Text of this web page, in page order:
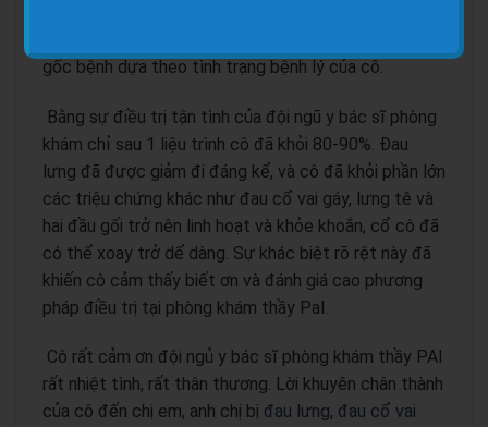
gốc bệnh dựa theo tình trạng bệnh lý của cô.
Bằng sự điều trị tận tình của đội ngũ y bác sĩ phòng
khám chỉ sau 1 liệu trình cô đã khỏi 80-90%. Đau
lưng đã được giảm đi đáng kể, và cô đã khỏi phần lớn
các triệu chứng khác như đau cổ vai gáy, lưng tê và
hai đầu gối trở nên linh hoạt và khỏe khoắn, cổ cô đã
có thể xoay trở dể dàng. Sự khác biệt rõ rệt này đã
khiến cô cảm thấy biết ơn và đánh giá cao phương
pháp điều trị tại phòng khám thầy Pal.
Cô rất cảm ơn đội ngủ y bác sĩ phòng khám thầy PAl
rất nhiệt tình, rất thân thương. Lời khuyên chân thành
của cô đến chị em, anh chị bị đau lưng, đau cổ vai